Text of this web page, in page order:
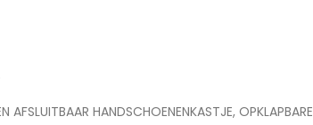
HANDSCHOENENKASTJE, OPKLAPBARE